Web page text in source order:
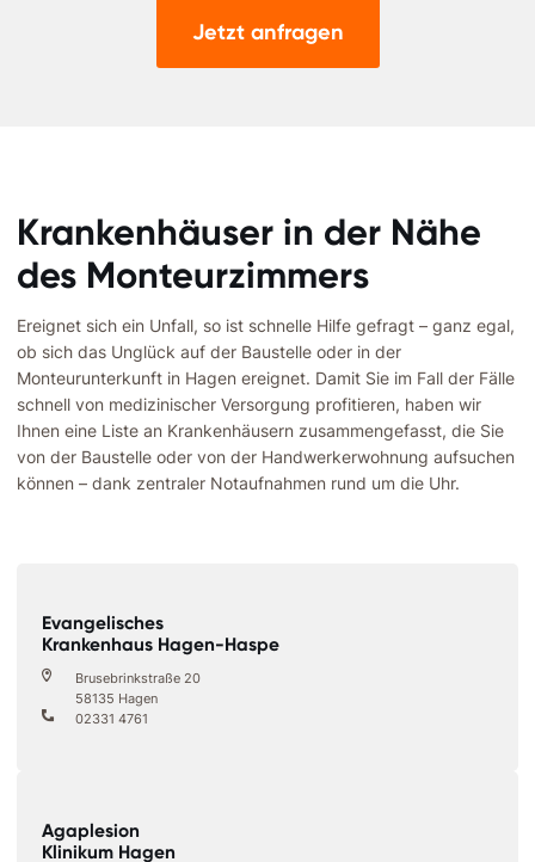
Jetzt anfragen
Krankenhäuser in der Nähe
des Monteurzimmers
Ereignet sich ein Unfall, so ist schnelle Hilfe gefragt – ganz egal,
ob sich das Unglück auf der Baustelle oder in der
Monteurunterkunft in Hagen ereignet. Damit Sie im Fall der Fälle
schnell von medizinischer Versorgung profitieren, haben wir
Ihnen eine Liste an Krankenhäusern zusammengefasst, die Sie
von der Baustelle oder von der Handwerkerwohnung aufsuchen
können – dank zentraler Notaufnahmen rund um die Uhr.
Evangelisches
Krankenhaus Hagen-Haspe
Brusebrinkstraße 20
58135 Hagen
02331 4761
Agaplesion
Klinikum Hagen